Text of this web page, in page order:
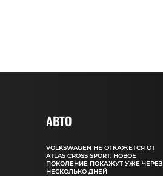
АВТО
VOLKSWAGEN НЕ ОТКАЖЕТСЯ ОТ
ATLAS CROSS SPORT: НОВОЕ
ПОКОЛЕНИЕ ПОКАЖУТ УЖЕ ЧЕРЕЗ
НЕСКОЛЬКО ДНЕЙ